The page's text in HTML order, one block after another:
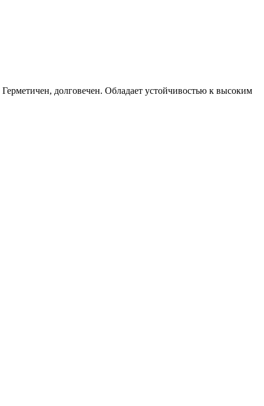
долговечен. Обладает устойчивостью к высоким